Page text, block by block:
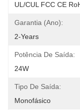
UL/cUL FCC CE
Garantia (Ano):
2-Years
Potência De Saída:
24W
Tipo De Saída:
Monofásico